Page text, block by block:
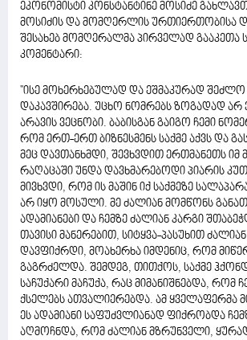
ეკონომისტი კონსტანტინე მოსიძე
მოსიძის და მომღერლის ურთიერთობისა
შესახებ მომღერალმა პირველად გააკეთა
კომენტარი:
''ისე მოხერხებულად და ეშმაკურად შეძლო
დაკავშირება. უცხო ნომრებს ზოგადად არ
არავის ვეცნობი. ბაბისგან გაიგო ჩემი
რომ ერთ-ერთ ბიზნესმენს საქმე აქვს და
მეც დავთანხმდი, შევხვდით ერთმანეთს იმ
რაღაცაში უნდა დავხმარებოდი პიარის
მივხვდი, რომ ის მაშინ იქ საქმეზე
არ იყო მოსული. მე ძალიან მომწონს
ადამიანები და ჩემზე ძალიან კარგი
თავისი მანერებით, სიტყვა-პასუხით
დავფიქრდი, მოახერხა იმდენიც, რომ
გაგრძელდა. შემდეგ, თითქოს, საქმე
საჩუქარი მაჩუქა, რაც მიმანიშნებდა, რომ
ქსელებს ათვალიერებდა. ამ ყველაფერმა
ეს ადამიანი საფუძვლიანად ფიქრობდა
აღმოჩნდა, რომ ძალიან მზრუნველი,